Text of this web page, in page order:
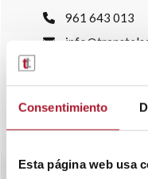
Consentimiento
Esta página web usa
961 643 013
Ver
Trabaja con